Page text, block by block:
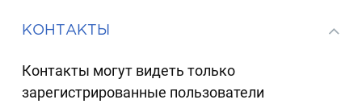
КОНТАКТЫ
Контакты могут видеть только
зарегистрированные пользователи